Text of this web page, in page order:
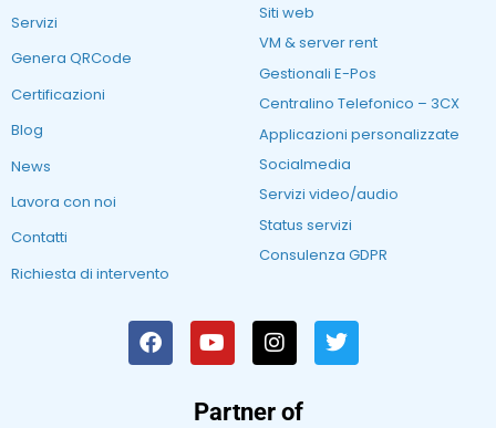
Servizi
Genera QRCode
Certificazioni
Blog
News
Lavora con noi
Contatti
Richiesta di intervento
Siti web
VM & server rent
Gestionali E-Pos
Centralino Telefonico – 3CX
Applicazioni personalizzate
Socialmedia
Servizi video/audio
Status servizi
Consulenza GDPR
Partner of